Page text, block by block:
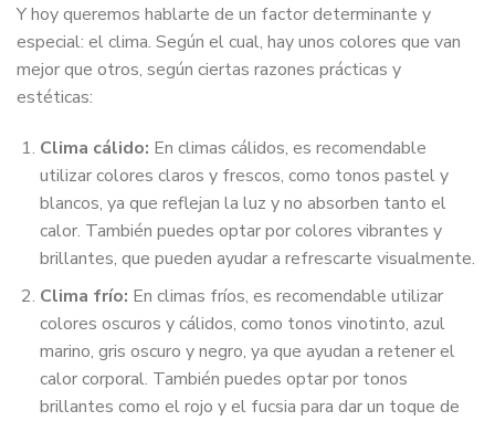
Y hoy queremos hablarte de un factor determinante y
especial: el clima. Según el cual, hay unos colores que van
mejor que otros, según ciertas razones prácticas y
estéticas:
Clima cálido: En climas cálidos, es recomendable
utilizar colores claros y frescos, como tonos pastel y
blancos, ya que reflejan la luz y no absorben tanto el
calor. También puedes optar por colores vibrantes y
brillantes, que pueden ayudar a refrescarte visualmente.
Clima frío: En climas fríos, es recomendable utilizar
colores oscuros y cálidos, como tonos vinotinto, azul
marino, gris oscuro y negro, ya que ayudan a retener el
calor corporal. También puedes optar por tonos
brillantes como el rojo y el fucsia para dar un toque de